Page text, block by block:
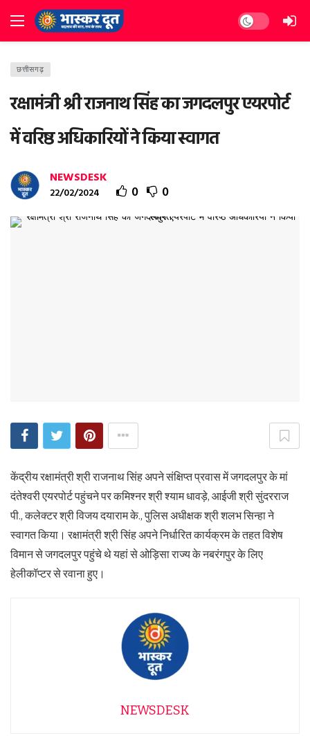
Dark mode
छत्तीसगढ़
रक्षामंत्री श्री राजनाथ सिंह का जगदलपुर एयरपोर्ट
में वरिष्ठ अधिकारियों ने किया स्वागत
NEWSDESK
22/02/2024 0 0
केंद्रीय रक्षामंत्री श्री राजनाथ सिंह अपने संक्षिप्त प्रवास में जगदलपुर के मां
दंतेश्वरी एयरपोर्ट पहुंचने पर कमिश्नर श्री श्याम धावड़े, आईजी श्री सुंदरराज
पी., कलेक्टर श्री विजय दयाराम के., पुलिस अधीक्षक श्री शलभ सिन्हा ने
स्वागत किया। रक्षामंत्री श्री सिंह अपने निर्धारित कार्यक्रम के तहत विशेष
विमान से जगदलपुर पहुंचे थे यहां से ओड़िसा राज्य के नबरंगपुर के लिए
हेलीकॉप्टर से रवाना हुए।
NEWSDESK